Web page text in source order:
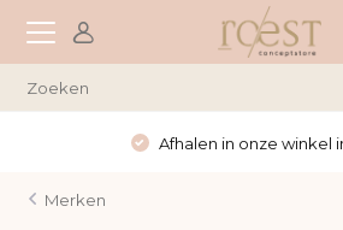
Afhalen in onze winkel
Merken